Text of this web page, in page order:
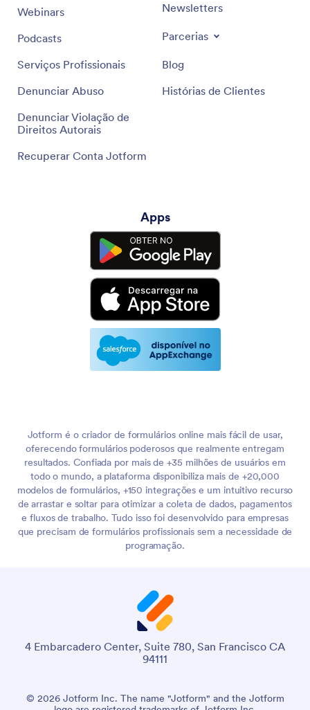
Webinars
Podcasts
Serviços Profissionais
Denunciar Abuso
Denunciar Violação de
Direitos Autorais
Recuperar Conta Jotform
Newsletters
Parcerias
Blog
Histórias de Clientes
Apps
Jotform é o criador de formulários online mais fácil de usar,
oferecendo formulários poderosos que realmente entregam
resultados. Confiada por mais de +35 milhões de usuários em
todo o mundo, a plataforma disponibiliza mais de +20,000
modelos de formulários, +150 integrações e um intuitivo recurso
de arrastar e soltar para otimizar a coleta de dados, pagamentos
e fluxos de trabalho. Tudo isso foi desenvolvido para empresas
que precisam de formulários profissionais sem a necessidade de
programação.
4 Embarcadero Center, Suite 780, San Francisco CA
94111
© 2026 Jotform Inc. The name "Jotform" and the Jotform